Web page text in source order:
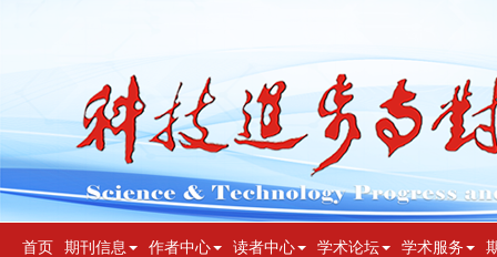
首页 期刊信息 作者中心 读者中心 学术论坛 学术服务